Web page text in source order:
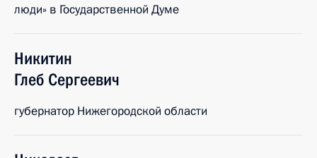
люди» в Государственной Думе
Никитин
Глеб Сергеевич
губернатор Нижегородской области